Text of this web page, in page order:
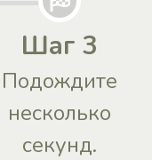
Шаг 3
Подождите
несколько
секунд.